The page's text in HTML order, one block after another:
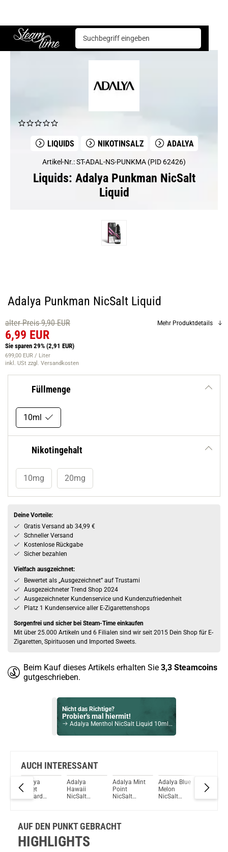
Steam time
Liquids Adalya Punkman NicSalt Liquid
LIQUIDS NIKOTINSALZ ADALYA
Artikel-Nr.: ST-ADAL-NS-PUNKMA (PID 62426)
Liquids: Adalya Punkman NicSalt
Liquid
Adalya Punkman NicSalt Liquid
alter Preis 9,90 EUR
6,99 EUR
Sie sparen 29% (2,91 EUR)
699,00 EUR / Liter
inkl. USt zzgl. Versandkosten
Mehr Produktdetails
Füllmenge
10ml
Nikotingehalt
10mg 20mg
Deine Vorteile:
Gratis Versand ab 34,99 €
Schneller Versand
Kostenlose Rückgabe
Sicher bezahlen
Vielfach ausgzeichnet:
Bewertet als „Ausgezeichnet” auf Trustami
Ausgezeichneter Trend Shop 2024
Ausgezeichneter Kundenservice und Kundenzufriedenheit
Platz 1 Kundenservice aller E-Zigarettenshops
Sorgenfrei und sicher bei Steam-Time einkaufen
Mit über 25.000 Artikeln und 6 Filialen sind wir seit 2015 Dein Shop für E-
Zigaretten, Spirituosen und Imported Sweets.
Beim Kauf dieses Artikels erhalten Sie 3,3 Steamcoins
gutgeschrieben.
Nicht das Richtige?
Probier's mal hiermit!
Adalya Menthol NicSalt Liquid 10ml / 20mg
#001 - PINK mellow (50ml) Plus Liquid by 187 Strassenbande
Du willst Kröten sparen?
Schau mal hier!
Dovpo Ayce Pro Pod System Kit Silber
AUCH INTERESSANT
Adalya
Sweet
Custard
Adalya
Hawaii
NicSalt
Adalya Mint
Point
NicSalt
Adalya Blue
Melon
NicSalt
Adalya
Two
AUF DEN PUNKT GEBRACHT
HIGHLIGHTS